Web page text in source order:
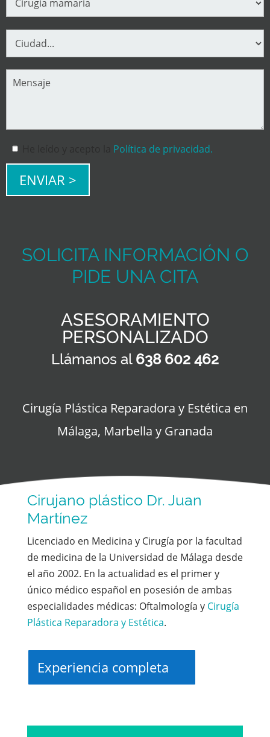
Política de privacidad.
SOLICITA INFORMACIÓN O
PIDE UNA CITA
ASESORAMIENTO
PERSONALIZADO
Llámanos al 638 602 462
Cirugía Plástica Reparadora y Estética en
Málaga, Marbella y Granada
Cirujano plástico Dr. Juan
Martínez
Licenciado en Medicina y Cirugía por la facultad
de medicina de la Universidad de Málaga desde
el año 2002. En la actualidad es el primer y
único médico español en posesión de ambas
especialidades médicas: Oftalmología y Cirugía
Plástica Reparadora y Estética.
Experiencia completa